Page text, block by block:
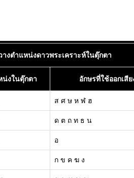
างตำแหน่งดาวพระเคราะห์ในตุ๊กตา
น่งในตุ๊กตา อักษรที่ใช้ออกเสีย
ส ศ ษ ห ฬ ฮ
ด ต ถ ท ธ น
อ
ก ข ค ฆ ง